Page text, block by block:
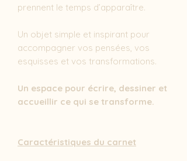
prennent le temps d’apparaître.
Un objet simple et inspirant pour
accompagner vos pensées, vos
esquisses et vos transformations.
Un espace pour écrire, dessiner et
accueillir ce qui se transforme.
Caractéristiques du carnet